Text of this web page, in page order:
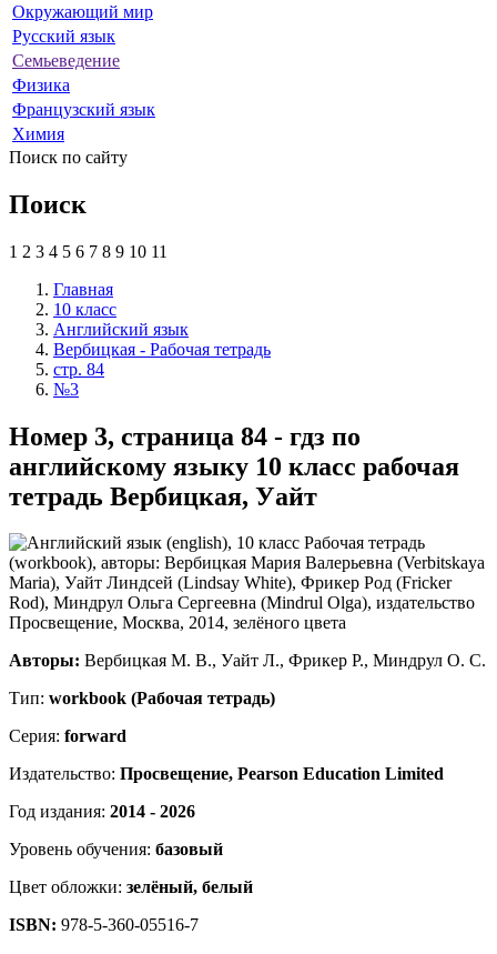
Окружающий мир
Русский язык
Семьеведение
Физика
Французский язык
Химия
Поиск по сайту
Поиск
1 2 3 4 5 6 7 8 9 10 11
Главная
10 класс
Английский язык
Вербицкая - Рабочая тетрадь
стр. 84
№3
Номер 3, страница 84 - гдз по
английскому языку 10 класс рабочая
тетрадь Вербицкая, Уайт
Авторы: Вербицкая М. В., Уайт Л., Фрикер Р., Миндрул О. С.
Тип: workbook (Рабочая тетрадь)
Серия: forward
Издательство: Просвещение, Pearson Education Limited
Год издания: 2014 - 2026
Уровень обучения: базовый
Цвет обложки: зелёный, белый
ISBN: 978-5-360-05516-7